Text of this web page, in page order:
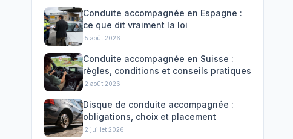
Conduite accompagnée en Espagne :
ce que dit vraiment la loi
·5 août 2026
Conduite accompagnée en Suisse :
règles, conditions et conseils pratiques
·2 août 2026
Disque de conduite accompagnée :
obligations, choix et placement
·2 juillet 2026